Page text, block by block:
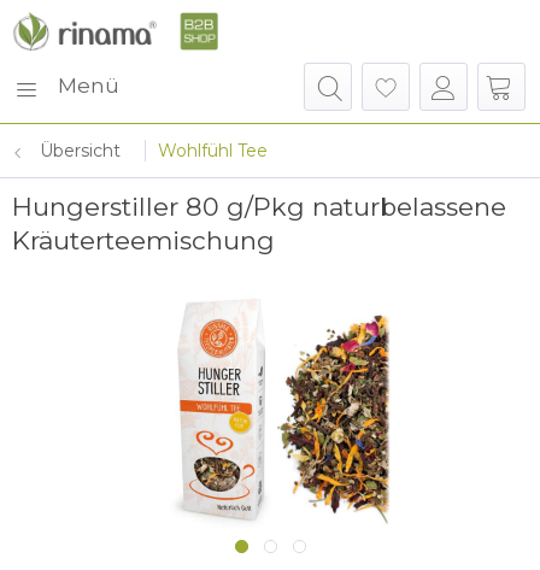
Menü
Übersicht Wohlfühl Tee
Hungerstiller 80 g/Pkg naturbelassene
Kräuterteemischung